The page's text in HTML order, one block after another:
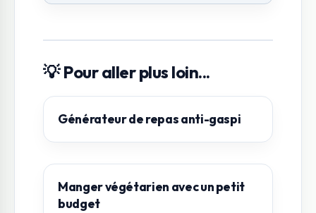
💡 Pour aller plus loin...
Générateur de repas anti-gaspi
Manger végétarien avec un petit
budget